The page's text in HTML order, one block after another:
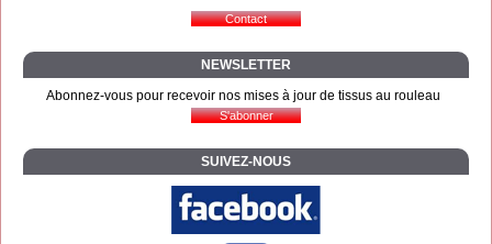
NEWSLETTER
Abonnez-vous pour recevoir nos mises à jour de tissus au rouleau
SUIVEZ-NOUS